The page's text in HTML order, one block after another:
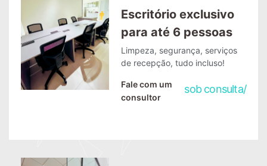
Escritório exclusivo
para até 6 pessoas
Limpeza, segurança, serviços
de recepção, tudo incluso!
Fale com um
consultor
sob consulta/